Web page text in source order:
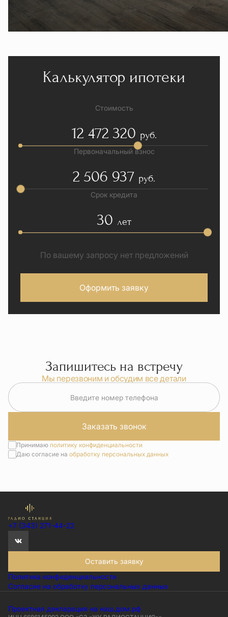
Калькулятор ипотеки
Стоимость
12 472 320 руб.
Первоначальный взнос
2 506 937 руб.
Срок кредита
30 лет
По вашему запросу нет предложений
Оформить заявку
Запишитесь на встречу
Мы перезвоним и обсудим все детали
Введите номер телефона
Заказать звонок
Принимаю политику конфиденциальности
Даю согласие на обработку персональных данных
+7 (343) 271-44-22
Оставить заявку
Политика конфиденциальности
Согласие на обработку персональных данных
Проектная декларация на наш.дом.рф